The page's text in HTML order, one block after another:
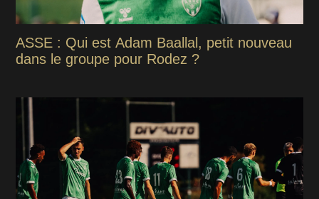
ASSE : Qui est Adam Baallal, petit nouveau
dans le groupe pour Rodez ?